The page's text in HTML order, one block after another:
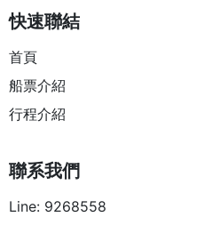
快速聯結
首頁
船票介紹
行程介紹
聯系我們
Line: 9268558